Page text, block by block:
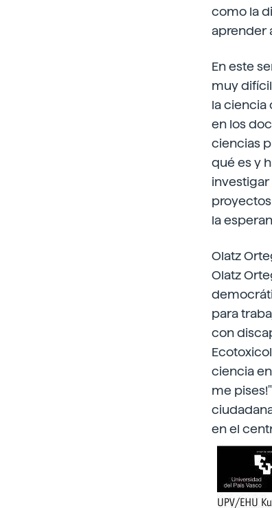
como la
aprender
En este
muy
la ciencia
en los
ciencias
qué es y
la
Olatz
Olatz
para
con
ciencia
me
en el